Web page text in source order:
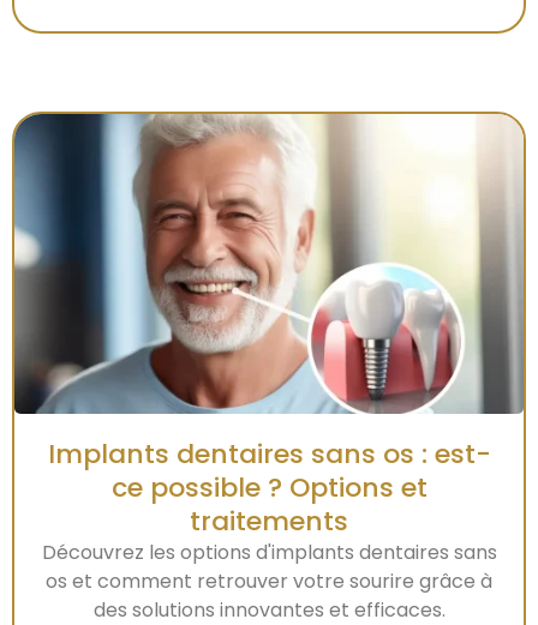
Implants dentaires sans os : est-
ce possible ? Options et
traitements
Découvrez les options d'implants dentaires sans
os et comment retrouver votre sourire grâce à
des solutions innovantes et efficaces.